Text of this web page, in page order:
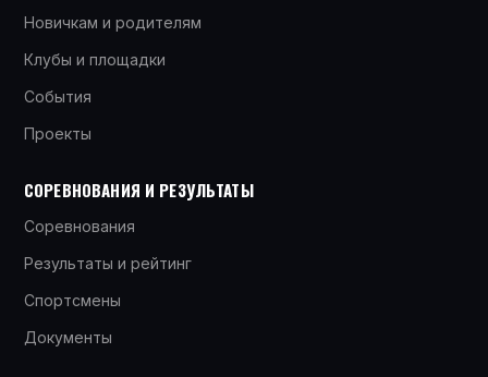
Новичкам и родителям
Клубы и площадки
События
Проекты
СОРЕВНОВАНИЯ И РЕЗУЛЬТАТЫ
Соревнования
Результаты и рейтинг
Спортсмены
Документы